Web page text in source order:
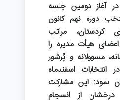
آغاز دومین جلسه
دوره نهم کانون
کردستان، مراتب
هیأت مدیره را
مسوولانه و پُرشور
انتخابات اسفندماه
بیان نمود: این مشارکت
درخشان از انسجام